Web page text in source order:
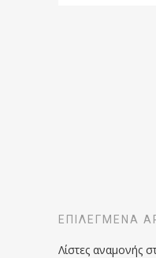
ΕΠΙΛΕΓΜΈΝΑ
Λίστες αναμονής